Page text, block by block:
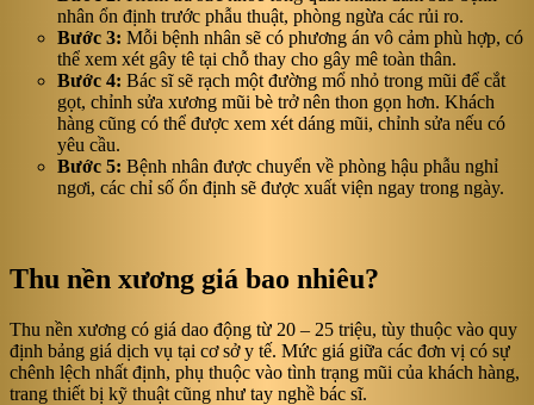
nhân ổn định trước phẫu thuật, phòng ngừa các rủi ro.
Bước 3: Mỗi bệnh nhân sẽ có phương án vô cảm phù hợp, có
thể xem xét gây tê tại chỗ thay cho gây mê toàn thân.
Bước 4: Bác sĩ sẽ rạch một đường mổ nhỏ trong mũi để cắt
gọt, chỉnh sửa xương mũi bè trở nên thon gọn hơn. Khách
hàng cũng có thể được xem xét dáng mũi, chỉnh sửa nếu có
yêu cầu.
Bước 5: Bệnh nhân được chuyển về phòng hậu phẫu nghỉ
ngơi, các chỉ số ổn định sẽ được xuất viện ngay trong ngày.
Thu nền xương giá bao nhiêu?
Thu nền xương có giá dao động từ 20 – 25 triệu, tùy thuộc vào quy
định bảng giá dịch vụ tại cơ sở y tế. Mức giá giữa các đơn vị có sự
chênh lệch nhất định, phụ thuộc vào tình trạng mũi của khách hàng,
trang thiết bị kỹ thuật cũng như tay nghề bác sĩ.